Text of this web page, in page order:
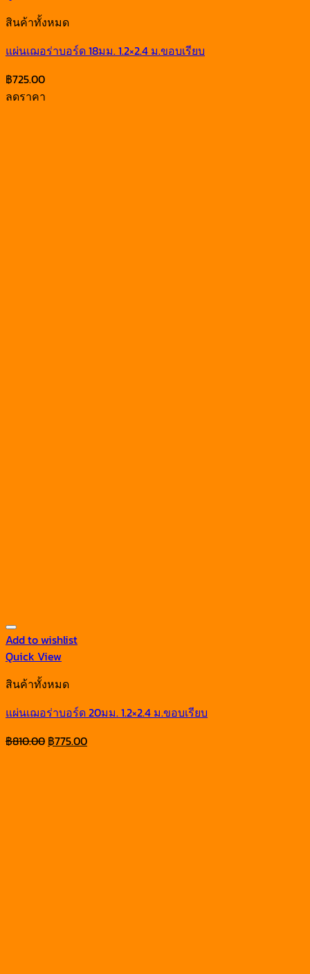
สินค้าทั้งหมด
แผ่นเฌอร่าบอร์ด 18มม. 1.2×2.4 ม.ขอบเรียบ
฿725.00
ลดราคา
Add to wishlist
Quick View
สินค้าทั้งหมด
แผ่นเฌอร่าบอร์ด 20มม. 1.2×2.4 ม.ขอบเรียบ
฿810.00 Original
฿775.00Current